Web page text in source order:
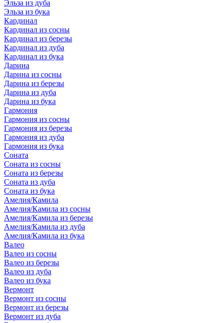
Эльза из дуба
Эльза из бука
Кардинал
Кардинал из сосны
Кардинал из березы
Кардинал из дуба
Кардинал из бука
Дарина
Дарина из сосны
Дарина из березы
Дарина из дуба
Дарина из бука
Гармония
Гармония из сосны
Гармония из березы
Гармония из дуба
Гармония из бука
Соната
Соната из сосны
Соната из березы
Соната из дуба
Соната из бука
Амелия/Камила
Амелия/Камила из сосны
Амелия/Камила из березы
Амелия/Камила из дуба
Амелия/Камила из бука
Валео
Валео из сосны
Валео из березы
Валео из дуба
Валео из бука
Вермонт
Вермонт из сосны
Вермонт из березы
Вермонт из дуба